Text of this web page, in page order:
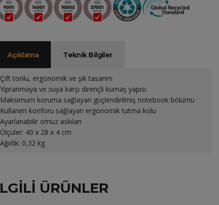
Açıklama Teknik Bilgiler
Çift tonlu, ergonomik ve şık tasarım
Yıpranmaya ve suya karşı dirençli kumaş yapısı
Maksimum koruma sağlayan güçlendirilmiş notebook bölümü
Kullanım konforu sağlayan ergonomik tutma kolu
Ayarlanabilir omuz askıları
Ölçüler: 40 x 28 x 4 cm
Ağırlık: 0,32 kg
ÜRÜNLER